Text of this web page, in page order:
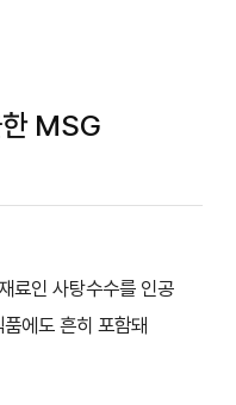
MSG
료인 사탕수수를 인공
에도 흔히 포함돼